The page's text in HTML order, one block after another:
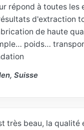
répond à toutes les
d'extraction
de haute
poids…
Suisse
très beau, la qualité